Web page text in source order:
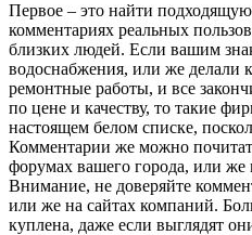
Первое – это найти
комментариях реальных
близких людей. Если вашим
водоснабжения, или же делали
ремонтные работы, и все
по цене и качеству, то такие
настоящем белом списке,
Комментарии же можно
форумах вашего города, или же
Внимание, не доверяйте
или же на сайтах компаний.
куплена, даже если выглядят